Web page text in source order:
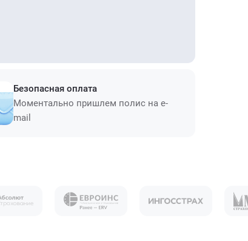
Безопасная оплата
Моментально пришлем полис на e-
mail